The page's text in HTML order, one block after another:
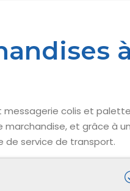
colis et palette
et grâce à
de service de transport.